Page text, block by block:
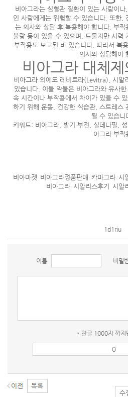
비아그라는 심혈관 질환이 있는 사람이
인 사람에게는 위험할 수 있습니다. 또한,
는 의사와 상담 후 복용해야 합니다. 부
불량 등이 있을 수 있으며, 드물지만 시력
부작용도 보고된 바 있습니다. 따라서 복
의사와 상담해야
비아그라 대체
비아그라 외에도 레비트라(Levitra), 시알
있습니다. 이들 약물은 비아그라와 유사
속 시간이나 부작용에서 차이가 있을 수
하기 위해 운동, 건강한 식습관, 스트레스
될 수 있습니
키워드: 비아그라, 발기 부전, 실데나필,
아그라 부작
비아마켓 비아그라정품판매 카마그라 시
비아그라 시알리스후기 시알
1d1rju
이름 비밀
* 한글 1000자 까지
수